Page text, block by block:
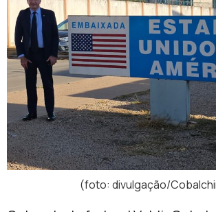
(foto: divulgação/